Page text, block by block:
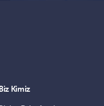
Biz Kimiz